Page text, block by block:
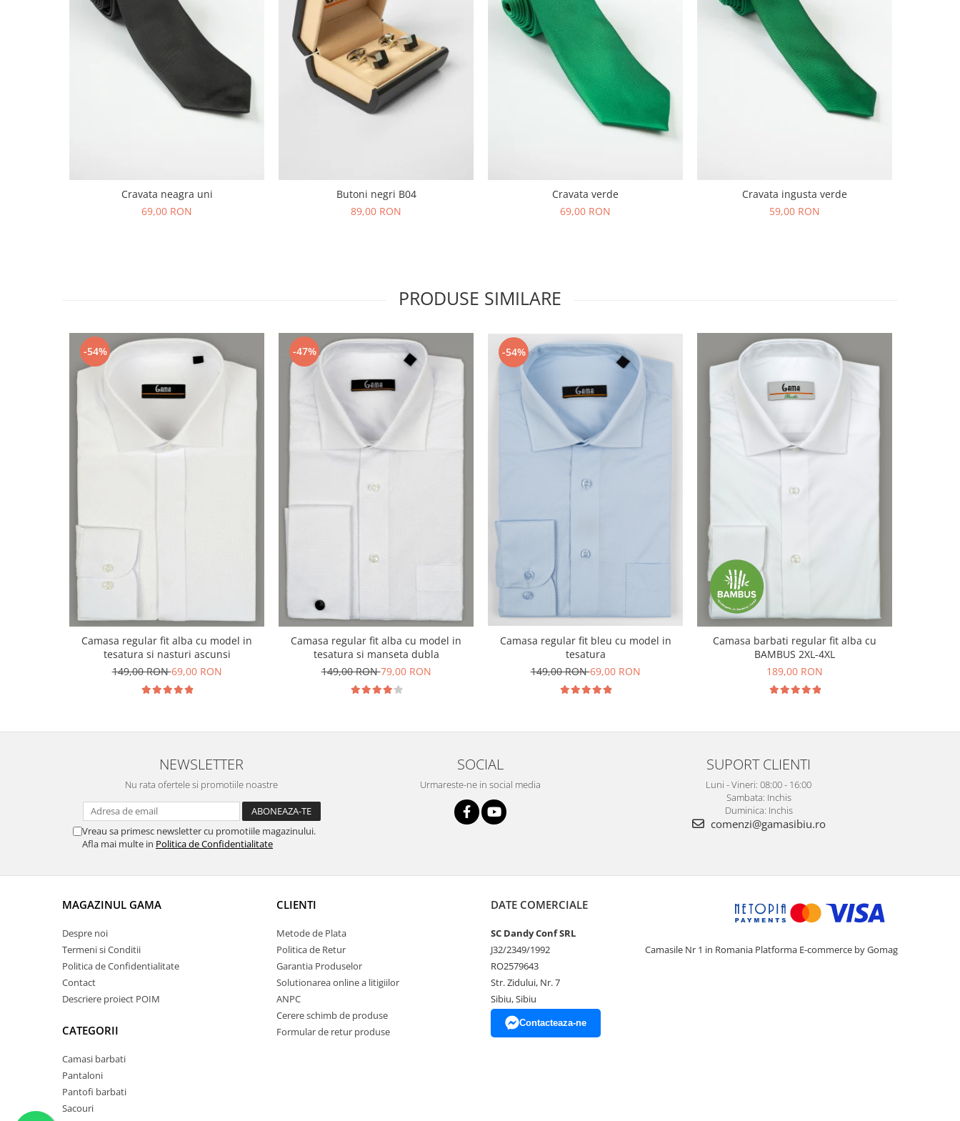
Cravata neagra uni
69,00 RON
Butoni negri B04
89,00 RON
Cravata verde
69,00 RON
Cravata ingusta verde
59,00 RON
PRODUSE SIMILARE
-54%
Camasa regular fit alba cu model in
tesatura si nasturi ascunsi
149,00 RON69,00 RON
-47%
Camasa regular fit alba cu model in
tesatura si manseta dubla
149,00 RON79,00 RON
-54%
Camasa regular fit bleu cu model in
tesatura
149,00 RON69,00 RON
Camasa barbati regular fit alba cu
BAMBUS 2XL-4XL
189,00 RON
NEWSLETTER
Nu rata ofertele si promotiile noastre
Vreau sa primesc newsletter cu promotiile magazinului.
Afla mai multe in Politica de Confidentialitate
SOCIAL
Urmareste-ne in social media
SUPORT CLIENTI
Luni - Vineri: 08:00 - 16:00
Sambata: Inchis
Duminica: Inchis
comenzi@gamasibiu.ro
MAGAZINUL GAMA
Despre noi
Termeni si Conditii
Politica de Confidentialitate
Contact
Descriere proiect POIM
CATEGORII
Camasi barbati
Pantaloni
Pantofi barbati
Sacouri
CLIENTI
Metode de Plata
Politica de Retur
Garantia Produselor
Solutionarea online a litigiilor
ANPC
Cerere schimb de produse
Formular de retur produse
DATE COMERCIALE
SC Dandy Conf SRL
J32/2349/1992
RO2579643
Str. Zidului, Nr. 7
Sibiu, Sibiu
Contacteaza-ne
Camasile Nr 1 in Romania Platforma E-commerce by Gomag